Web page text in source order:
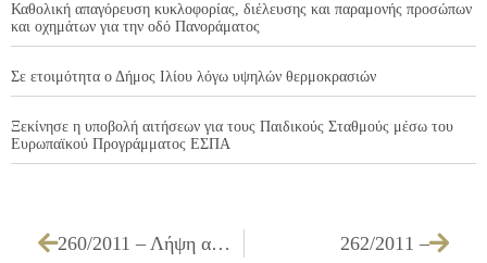
Καθολική απαγόρευση κυκλοφορίας, διέλευσης και παραμονής προσώπων
και οχημάτων για την οδό Πανοράματος
Σε ετοιμότητα ο Δήμος Ιλίου λόγω υψηλών θερμοκρασιών
Ξεκίνησε η υποβολή αιτήσεων για τους Παιδικούς Σταθμούς μέσω του
Ευρωπαϊκού Προγράμματος ΕΣΠΑ
260/2011 – Λήψη απόφασης για συμμετοχή του Δήμου μας στην πρόσκληση 28 του ΕΠ ψηφιακή σύγκλιση για το έργο ΒΕΛΤΙΩΣΗ ΥΠΟΔΟΜΩΝ ΕΞΥΠΗΡΕΤΗΣΗΣ ΤΟΥ ΠΟΛΙΤΗ ΣΤΟ ΔΗΜΟ ΙΛΙΟΥ 262/2011 –